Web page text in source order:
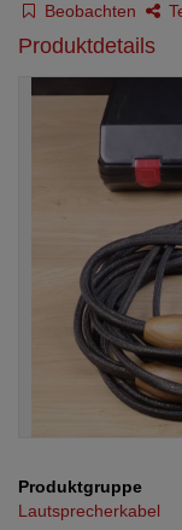
Beobachten
Produktdetails
Produktgruppe
Lautsprecherkabel